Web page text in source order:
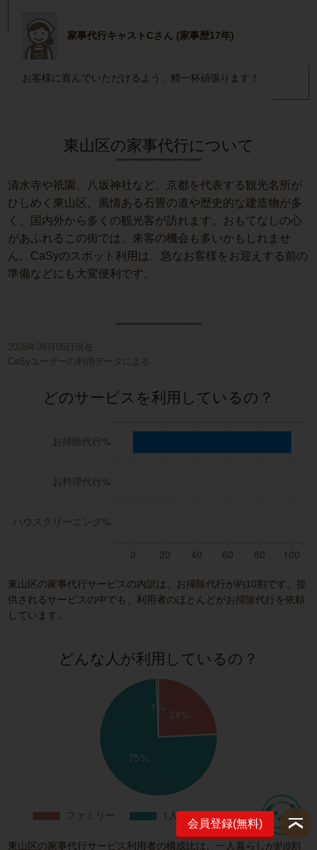
家事代行キャストCさん (家事歴17年)
お客様に喜んでいただけるよう、精一杯頑張ります！
東山区の家事代行について
清水寺や祇園、八坂神社など、京都を代表する観光名所が
ひしめく東山区。風情ある石畳の道や歴史的な建造物が多
く、国内外から多くの観光客が訪れます。おもてなしの心
があふれるこの街では、来客の機会も多いかもしれませ
ん。CaSyのスポット利用は、急なお客様をお迎えする前の
準備などにも大変便利です。
2026年08月05日現在
CaSyユーザーの利用データによる
どのサービスを利用しているの？
東山区の家事代行サービスの内訳は、お掃除代行が約10割です。提
供されるサービスの中でも、利用者のほとんどがお掃除代行を依頼
しています。
どんな人が利用しているの？
東山区の家事代行サービス利用者の構成比は、一人暮らしが約8割
会員登録(無料)